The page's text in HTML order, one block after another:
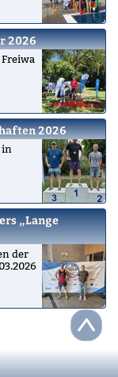
2026
2026
in
„Lange
der